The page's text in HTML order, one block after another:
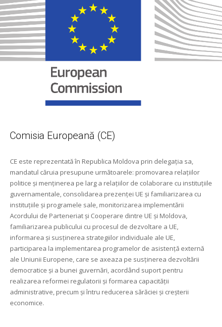
Comisia Europeană (CE)
CE este reprezentată în Republica Moldova prin delegaţia sa,
mandatul căruia presupune următoarele: promovarea relaţiilor
politice şi menţinerea pe larg a relaţiilor de colaborare cu instituţiile
guvernamentale, consolidarea prezenţei UE şi familiarizarea cu
instituţiile şi programele sale, monitorizarea implementării
Acordului de Parteneriat şi Cooperare dintre UE şi Moldova,
familiarizarea publicului cu procesul de dezvoltare a UE,
informarea şi susţinerea strategiilor individuale ale UE,
participarea la implementarea programelor de asistenţă externă
ale Uniunii Europene, care se axeaza pe susţinerea dezvoltării
democratice şi a bunei guvernări, acordând suport pentru
realizarea reformei regulatorii şi formarea capacităţii
administrative, precum şi întru reducerea sărăciei şi creşterii
economice.